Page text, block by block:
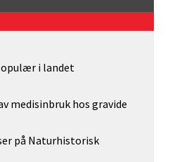
i landet
medisinbruk hos gravide
på Naturhistorisk